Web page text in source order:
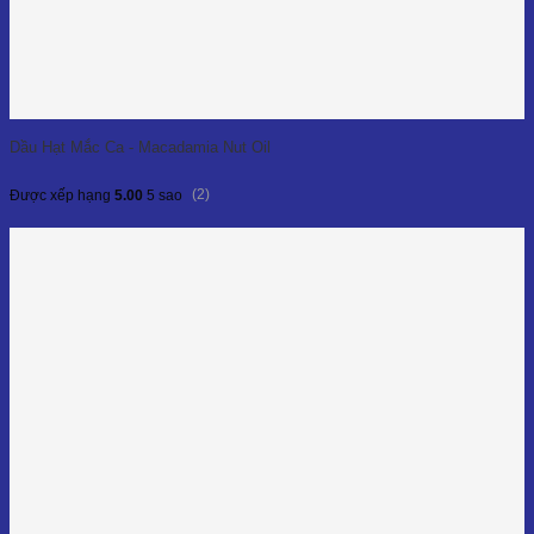
Dầu Hạt Mắc Ca - Macadamia Nut Oil
Được xếp hạng 5.00 5 sao (2)